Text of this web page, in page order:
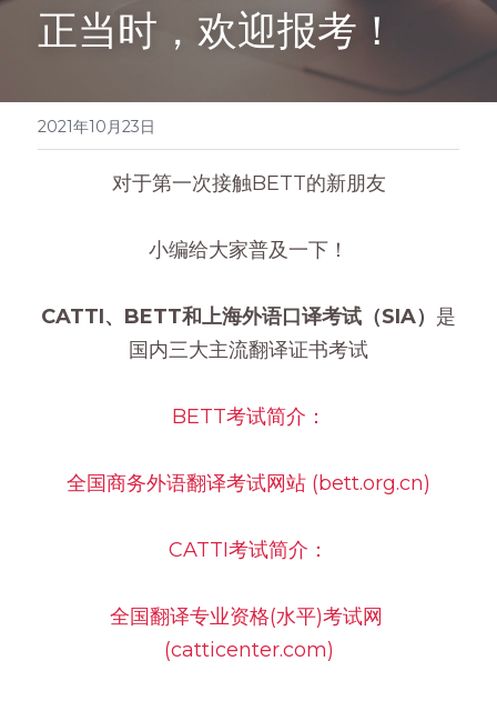
雅思托福
翻译语种
正当时，欢迎报考！
2021年10月23日
对于第一次接触BETT的新朋友
小编给大家普及一下！
CATTI、BETT和上海外语口译考试（SIA） 是
国内三大主流翻译证书考试
BETT考试简介：
全国商务外语翻译考试网站 (bett.org.cn)
CATTI考试简介：
全国翻译专业资格(水平)考试网
(catticenter.com)